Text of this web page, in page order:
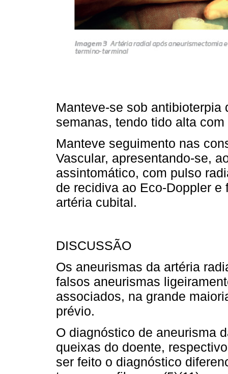
Manteve-se sob
semanas, tendo tido alta
Manteve seguimento nas
Vascular, apresentando-se,
assintomático, com pulso
de recidiva ao Eco-Doppler
artéria cubital.
DISCUSSÃO
Os aneurismas da artéria
falsos aneurismas
associados, na grande
prévio.
O diagnóstico de aneurisma
queixas do doente,
ser feito o diagnóstico